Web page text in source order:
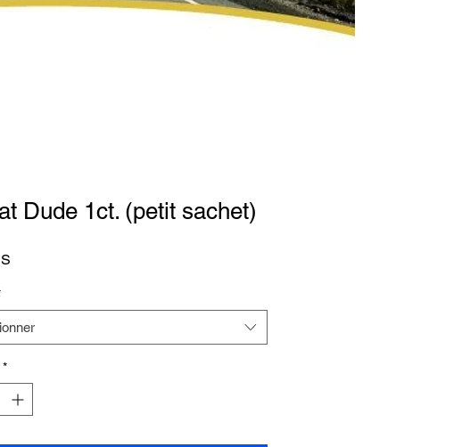
Dude 1ct. (petit sachet)
*